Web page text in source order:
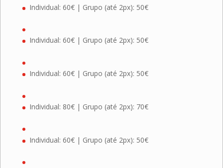
Individual: 60€ | Grupo (até 2px): 50€
Individual: 60€ | Grupo (até 2px): 50€
Individual: 60€ | Grupo (até 2px): 50€
Individual: 80€ | Grupo (até 2px): 70€
Individual: 60€ | Grupo (até 2px): 50€